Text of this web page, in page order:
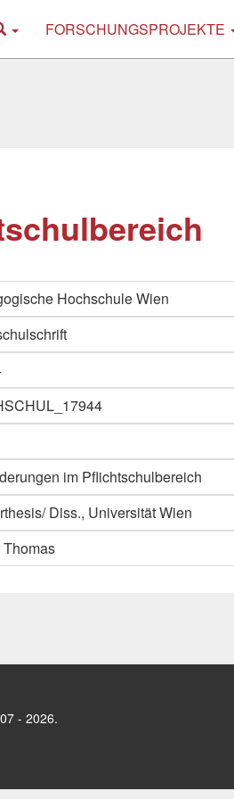
FORSCHUNGSPROJEKTE
Hochschule Wien
im Pflichtschulbereich
Diss., Universität Wien
- 2026.